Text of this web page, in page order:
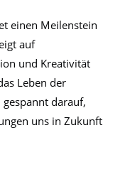
einen Meilenstein
auf
und Kreativität
Leben der
darauf,
uns in Zukunft